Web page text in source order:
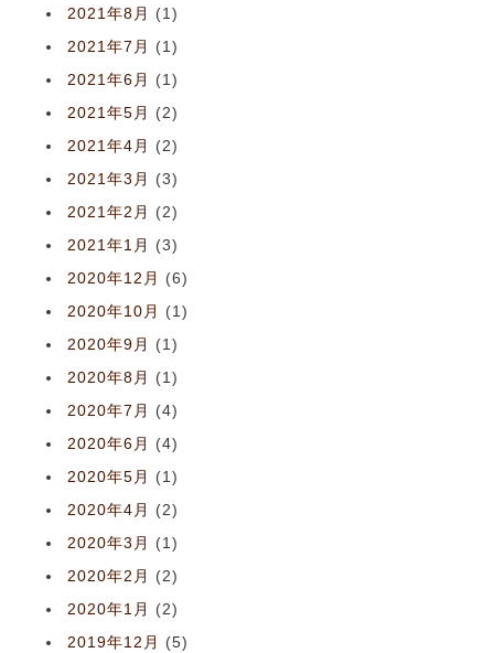
2021年8月
(1)
2021年7月
(1)
2021年6月
(1)
2021年5月
(2)
2021年4月
(2)
2021年3月
(3)
2021年2月
(2)
2021年1月
(3)
2020年12月
(6)
2020年10月
(1)
2020年9月
(1)
2020年8月
(1)
2020年7月
(4)
2020年6月
(4)
2020年5月
(1)
2020年4月
(2)
2020年3月
(1)
2020年2月
(2)
2020年1月
(2)
2019年12月
(5)